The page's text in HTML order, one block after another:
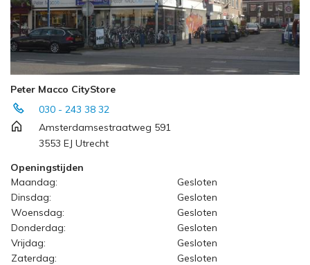
Peter Macco CityStore
030 - 243 38 32
Amsterdamsestraatweg 591
3553 EJ Utrecht
Openingstijden
Maandag:
Gesloten
Dinsdag:
Gesloten
Woensdag:
Gesloten
Donderdag:
Gesloten
Vrijdag:
Gesloten
Zaterdag:
Gesloten